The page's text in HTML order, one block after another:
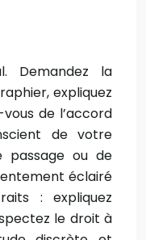
Demandez la
expliquez
de l’accord
de votre
passage ou de
éclairé
: expliquez
le droit à